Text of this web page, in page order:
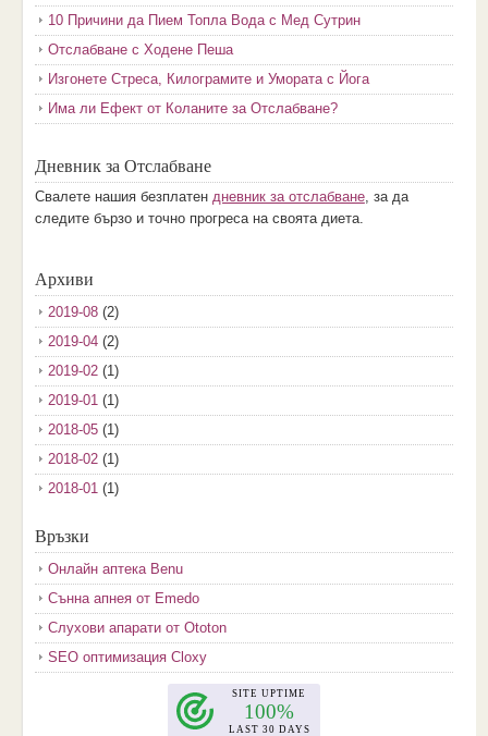
10 Причини да Пием Топла Вода с Мед Сутрин
Отслабване с Ходене Пеша
Изгонете Стреса, Килограмите и Умората с Йога
Има ли Ефект от Коланите за Отслабване?
Дневник за Отслабване
Свалете нашия безплатен дневник за отслабване, за да
следите бързо и точно прогреса на своята диета.
Архиви
2019-08(2)
2019-04(2)
2019-02(1)
2019-01 (1)
2018-05(1)
2018-02(1)
2018-01 (1)
2017-11
2017-10(3)
2017-08(3)
2017-07(1)
2017-06(2)
Връзки
Онлайн аптека Benu
Сънна апнея от Emedo
Слухови апарати от Ototon
SEO оптимизация Cloxy